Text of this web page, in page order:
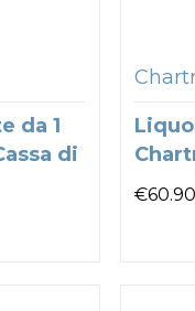
da 1
di
€60.90